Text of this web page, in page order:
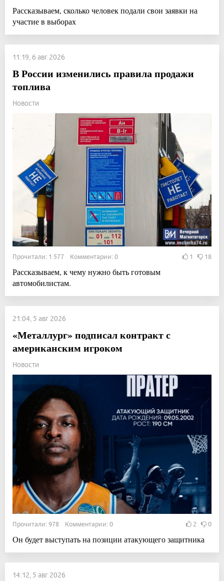
Рассказываем, сколько человек подали свои заявки на
участие в выборах
11:19, 6 авг 2026
В России изменились правила продажи
топлива
Новости
Прочитали: 1 577 Комментарии: 0 1 18
Рассказываем, к чему нужно быть готовым
автомобилистам.
21:04, 5 авг 2026
«Металлург» подписал контракт с
американским игроком
Новости
Прочитали: 978 Комментарии: 0 2 0
Он будет выступать на позиции атакующего защитника
14:12, 5 авг 2026